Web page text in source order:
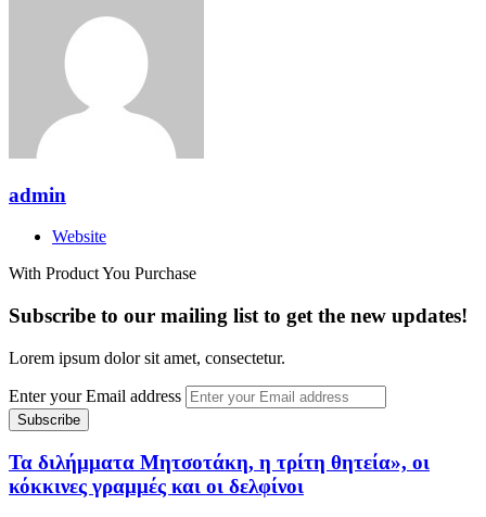
admin
Website
With Product You Purchase
Subscribe to our mailing list to get the new updates!
Lorem ipsum dolor sit amet, consectetur.
Enter your Email address
Τα διλήμματα Μητσοτάκη, η τρίτη θητεία», οι
κόκκινες γραμμές και οι δελφίνοι